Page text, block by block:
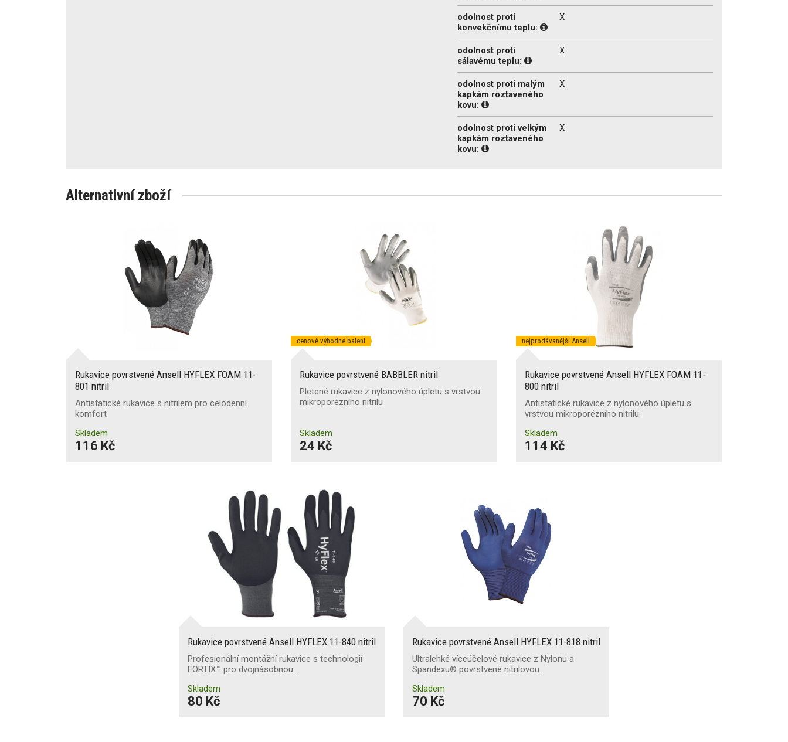
odolnost proti
konvekčnímu teplu:
X
odolnost proti
sálavému teplu:
X
odolnost proti malým
kapkám roztaveného
kovu:
X
odolnost proti velkým
kapkám roztaveného
kovu:
X
Alternativní zboží
Rukavice povrstvené Ansell HYFLEX FOAM 11-
801 nitril
Antistatické rukavice s nitrilem pro celodenní
komfort
Skladem
116 Kč
cenově výhodné balení
Rukavice povrstvené BABBLER nitril
Pletené rukavice z nylonového úpletu s vrstvou
mikroporézního nitrilu
Skladem
24 Kč
nejprodávanější Ansell
Rukavice povrstvené Ansell HYFLEX FOAM 11-
800 nitril
Antistatické rukavice z nylonového úpletu s
vrstvou mikroporézního nitrilu
Skladem
114 Kč
Rukavice povrstvené Ansell HYFLEX 11-840 nitril
Profesionální montážní rukavice s technologií
FORTIX™ pro dvojnásobnou…
Skladem
80 Kč
Rukavice povrstvené Ansell HYFLEX 11-818 nitril
Ultralehké víceúčelové rukavice z Nylonu a
Spandexu® povrstvené nitrilovou…
Skladem
70 Kč